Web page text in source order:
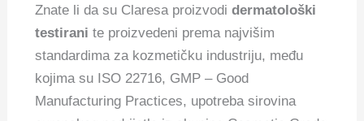
Znate li da su Claresa proizvodidermatološki
testirani te proizvedeni prema najvišim
standardima za kozmetičku industriju, među
kojima su ISO 22716, GMP – Good
Manufacturing Practices, upotreba sirovina